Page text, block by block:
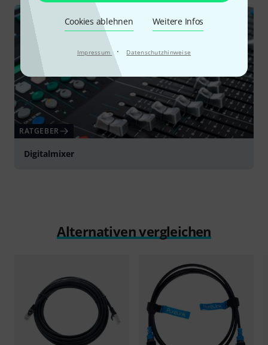
Cookies ablehnen Weitere Infos
Impressum · Datenschutzhinweise
RATGEBER
Digitalmixer
Alternativen vergleichen